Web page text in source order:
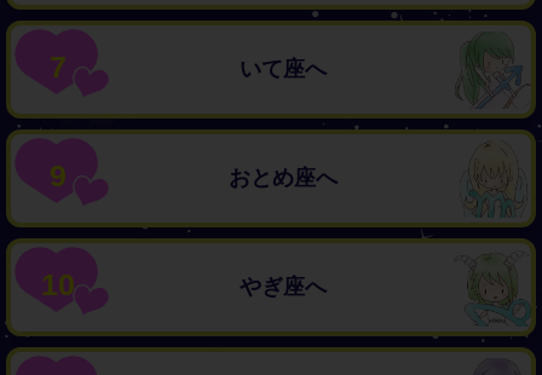
7 いて座へ
9 おとめ座へ
10 やぎ座へ